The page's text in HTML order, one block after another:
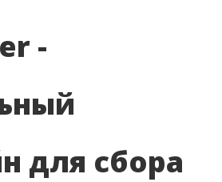
-
для сбора